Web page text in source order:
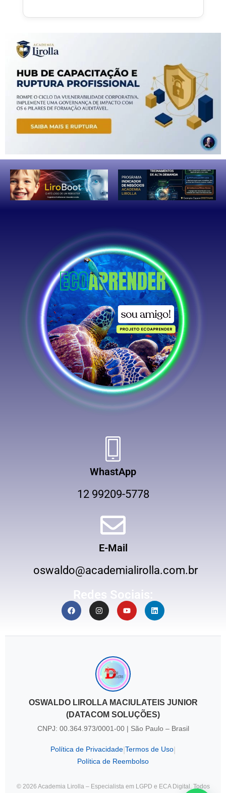
WhastApp
12 99209-5778
E-Mail
oswaldo@academialirolla.com.br
Redes Sociais:
OSWALDO LIROLLA MACIULATEIS JUNIOR
(DATACOM SOLUÇÕES)
CNPJ: 00.364.973/0001-00 | São Paulo – Brasil
Política de Privacidade Termos de Uso
Política de Reembolso
© 2026 Academia Lirolla – Especialista em LGPD e ECA Digital. Todos